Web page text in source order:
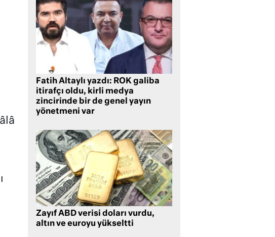
Fatih Altaylı yazdı: ROK galiba
itirafçı oldu, kirli medya
zincirinde bir de genel yayın
yönetmeni var
Zayıf ABD verisi doları vurdu,
altın ve euroyu yükseltti